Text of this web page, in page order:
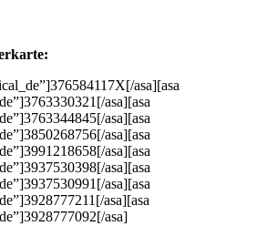
asa][asa
asa][asa
asa][asa
asa][asa
asa][asa
asa][asa
asa][asa
asa][asa
asa]